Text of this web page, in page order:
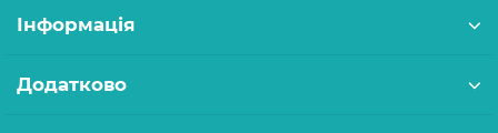
Інформація
Додатково